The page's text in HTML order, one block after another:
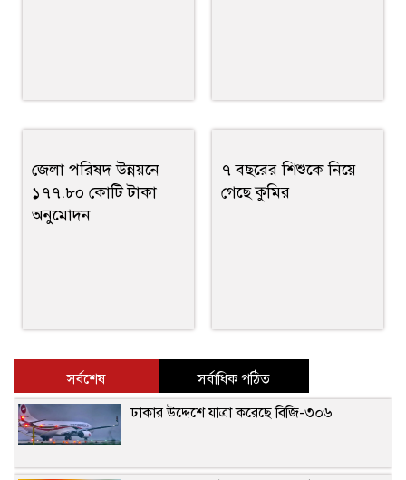
জেলা পরিষদ উন্নয়নে
১৭৭.৮০ কোটি টাকা
অনুমোদন
৭ বছরের শিশুকে নিয়ে
গেছে কুমির
সর্বশেষ
সর্বাধিক পঠিত
ঢাকার উদ্দেশে যাত্রা করেছে বিজি-৩০৬